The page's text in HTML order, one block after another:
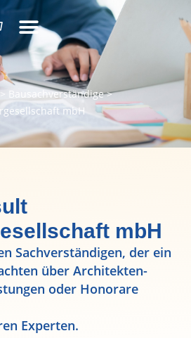
Bausachverständige>
mbH
mbH
Sachverständigen, der ein
über Architekten-
oder Honorare
Experten.